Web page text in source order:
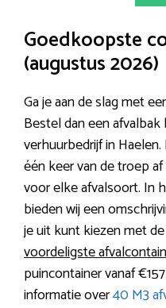
Goedkoopste
(augustus 2026)
Ga je aan de slag met
Bestel dan een
verhuurbedrijf in
één keer van de troep
voor elke afvalsoort. In
bieden wij een
je uit kunt kiezen met
voordeligste
puincontainer vanaf
informatie over40 M3